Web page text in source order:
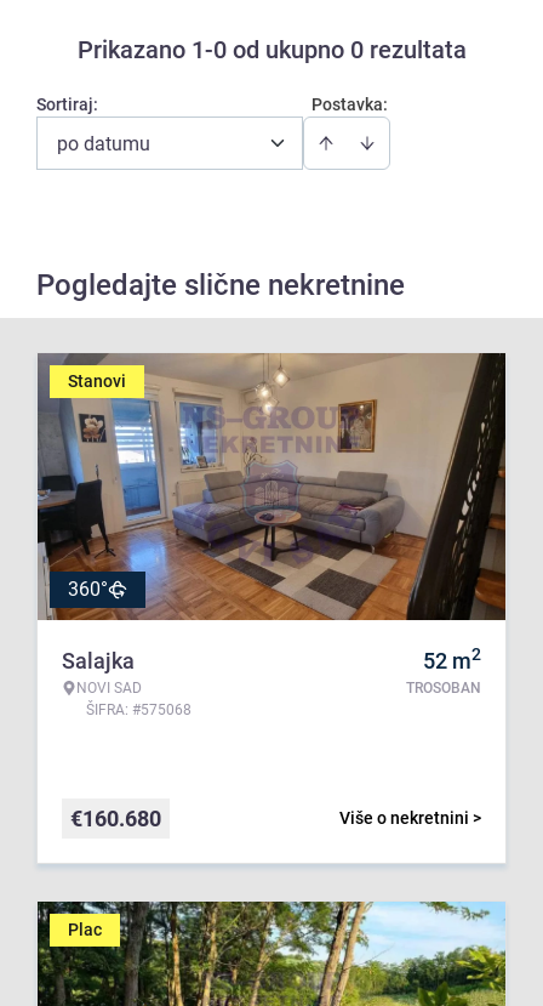
Prikazano 1-0 od ukupno 0 rezultata
Postavka:
Sortiraj:
po datumu
Pogledajte slične nekretnine
Stanovi
360°
Salajka
NOVI SAD
ŠIFRA: #575068
52 m2
TROSOBAN
Više o nekretnini >
€160.680
Plac